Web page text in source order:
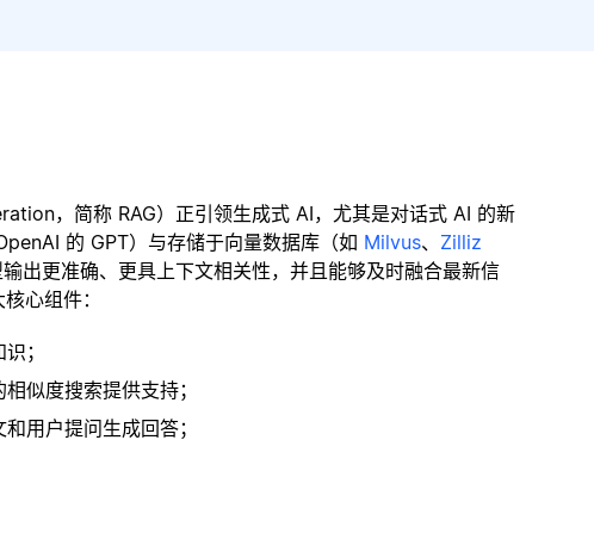
，简称 RAG）正引领生成式 AI，尤其是对话式 AI 的新
的 GPT）与存储于向量数据库（如 Milvus、 Zilliz
出更准确、更具上下文相关性，并且能够及时融合最新信
心组件：
；
似度搜索提供支持；
用户提问生成回答；